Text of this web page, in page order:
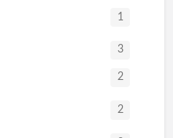
1
3
2
2